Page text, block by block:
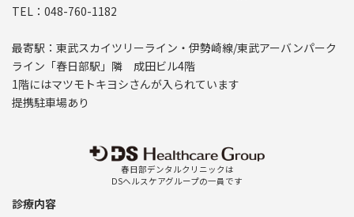
TEL：048-760-1182
最寄駅：東武スカイツリーライン・伊勢崎線/東武アーバンパーク
ライン「春日部駅」隣 成田ビル4階
1階にはマツモトキヨシさんが入られています
提携駐車場あり
春日部デンタルクリニックは
DSヘルスケアグループの一員です
診療内容